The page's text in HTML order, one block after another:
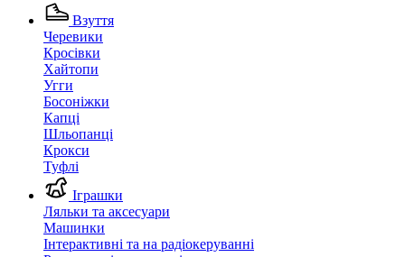
Взуття
Черевики
Кросівки
Хайтопи
Угги
Босоніжки
Капці
Шльопанці
Крокси
Туфлі
Іграшки
Ляльки та аксесуари
Машинки
Інтерактивні та на радіокеруванні